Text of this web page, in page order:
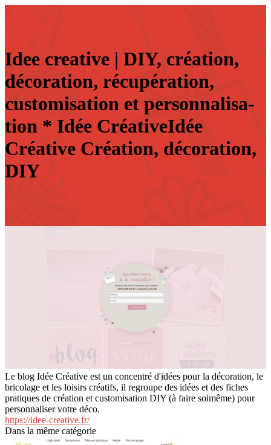
Idee creative | DIY, création,
décoration, récupéra­tion,
customisa­tion et per­son­nalisa­
tion * Idée Créati­veIdée
Créative Création, décoration,
DIY
Le blog Idée Créative est un concentré d'idées pour la décoration, le
bricolage et les loisirs créatifs, il regroupe des idées et des fiches
pratiques de création et customisation DIY (à faire soimême) pour
personnaliser votre déco.
https://idee-creative.fr/
Dans la même catégorie